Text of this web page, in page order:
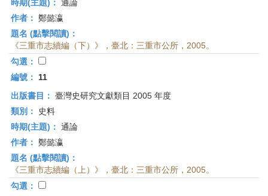
時期(主題)： 通論
作者： 鄭懿瀛
題名 (點擊閱讀)：
《三重市志續編（下）》，臺北：三重市公所，2005。
勾選：
編號：
11
出版書目： 臺灣史研究文獻類目 2005 年度
類別：
史料
時期(主題)： 通論
作者： 鄭懿瀛
題名 (點擊閱讀)：
《三重市志續編（上）》，臺北：三重市公所，2005。
勾選：